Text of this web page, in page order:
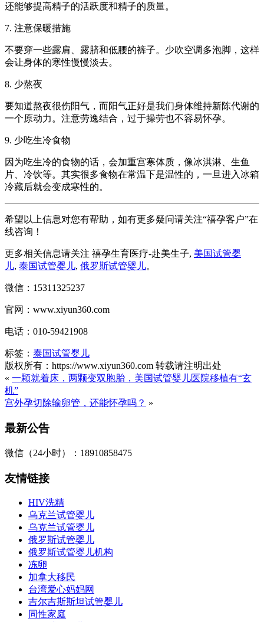
还能够提高精子的活跃度和精子的质量。
7. 注意保暖措施
不要穿一些露肩、露脐和低腰的裤子。少吹空调多泡脚，这样
会让身体的寒性慢慢淡去。
8. 少熬夜
要知道熬夜很伤阳气，而阳气正好是我们身体维持新陈代谢的
一个原动力。注意劳逸结合，过于操劳也不容易怀孕。
9. 少吃生冷食物
因为吃生冷的食物的话，会加重宫寒体质，像冰淇淋、生鱼
片、冷饮等。其实很多食物在常温下是温性的，一旦进入冰箱
冷藏后就会变成寒性的。
希望以上信息对您有帮助，如有更多疑问请关注“禧孕客户”在
线咨询！
更多相关信息请关注 禧孕生育医疗-赴美生子, 美国试管婴
儿, 泰国试管婴儿, 俄罗斯试管婴儿。
微信：15311325237
官网：www.xiyun360.com
电话：010-59421908
标签： 泰国试管婴儿
版权所有：https://www.xiyun360.com 转载请注明出处
« 一颗就着床，两颗变双胞胎，美国试管婴儿医院移植有“玄
机”
宫外孕切除输卵管，还能怀孕吗？ »
最新公告
微信（24小时）：18910858475
友情链接
HIV洗精
乌克兰试管婴儿
乌克兰试管婴儿
俄罗斯试管婴儿
俄罗斯试管婴儿机构
冻卵
加拿大移民
台湾爱心妈妈网
吉尔吉斯斯坦试管婴儿
同性家庭